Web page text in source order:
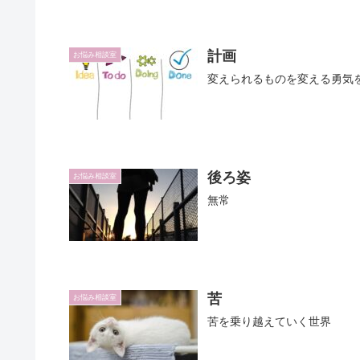
お悩み相談室 計画
変えられるものを変える勇気
お悩み相談室 後ろ姿
無常
お悩み相談室 苦
苦を乗り越えていく世界